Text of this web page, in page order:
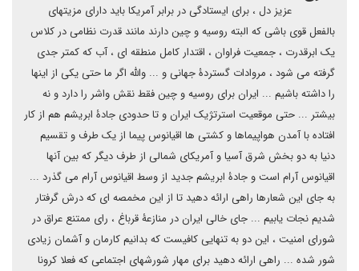
عزیز دل ، برای ایستادگی در برابر آمریکا باید دارای مزیتهای
بالفعل قوی باشی که البته روسیه و چین دارند مانند قدرت نظامی در کلاس
یک ابرقدرت ، جمعیت فراوان ، اقتدار کامل منطقه ای ، آب که کمتر جدی
گرفته می شود ، مروادات گستردۀ جهانی و ... والله اگر ما حتی یکی از اینها
را داشته باشیم ... ایران برای روسیه و چین فقط نقش واشر را دارد و نه
بیشتر ... حتی موقعیت استرتژیک ایران و تا حدودی جادۀ ابریشم هم از کار
افتاده با آمدن هواپیماها و کشتی ها اقیانوس پیما از یک طرف و تقسیم
دنیا به دو بخش شرق آسیا و آمریکای شمالی از طرف دیگر که بین آنها
اقیانوس آرام است و جادۀ ابریشم جدید از وسط اقیانوس آرام می گذرد ...
به جای این شعارها راهی ارائه دهید تا از این مخمصه ای که درش گرفتار
شدیم نجات یابیم ... جای خالی ایران در منازعۀ قرباغ ، رای ممتنع عراق در
شورای امنیت ، این دو به تنهایی کافیست که بدانیم کارمان و آشمان زیادی
شور شده ... راهی ارائه دهید برای مهار شورشهای اجتماعی که فعلا کرونا